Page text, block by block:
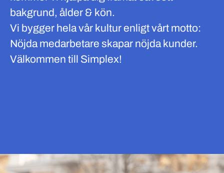
bakgrund, ålder & kön.
Vi bygger hela vår kultur enligt vårt motto:
Nöjda medarbetare skapar nöjda kunder.
Välkommen till Simplex!